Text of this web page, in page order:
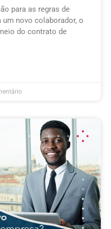
para as regras de
novo colaborador, o
do contrato de